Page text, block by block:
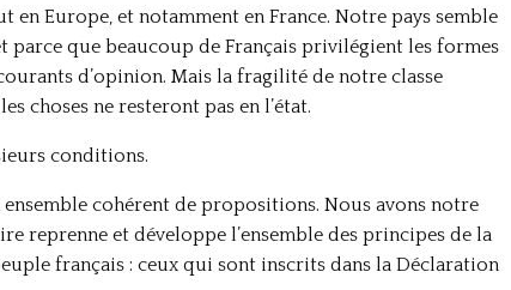
Europe, et notamment en France. Notre pays semble
que beaucoup de Français privilégient les formes
d’opinion. Mais la fragilité de notre classe
choses ne resteront pas en l’état.
conditions.
cohérent de propositions. Nous avons notre
reprenne et développe l’ensemble des principes de la
français : ceux qui sont inscrits dans la Déclaration